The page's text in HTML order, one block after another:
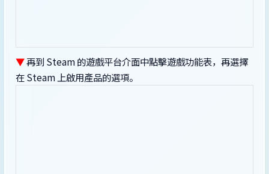
▼再到 Steam 的遊戲平台介面中點擊遊戲功能表，再選擇
在 Steam 上啟用產品的選項。